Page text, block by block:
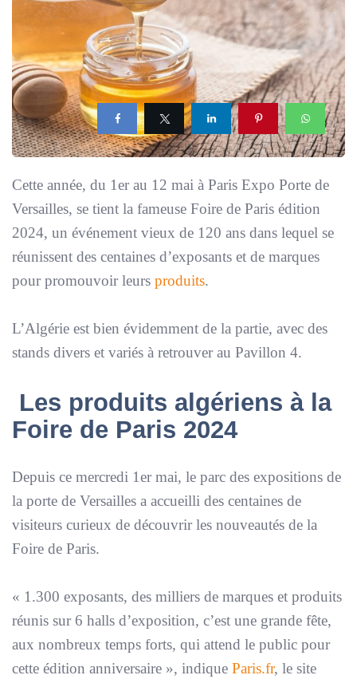
Cette année, du 1er au 12 mai à Paris Expo Porte de
Versailles, se tient la fameuse Foire de Paris édition
2024, un événement vieux de 120 ans dans lequel se
réunissent des centaines d’exposants et de marques
pour promouvoir leurs produits.
L’Algérie est bien évidemment de la partie, avec des
stands divers et variés à retrouver au Pavillon 4.
Les produits algériens à la
Foire de Paris 2024
Depuis ce mercredi 1er mai, le parc des expositions de
la porte de Versailles a accueilli des centaines de
visiteurs curieux de découvrir les nouveautés de la
Foire de Paris.
« 1.300 exposants, des milliers de marques et produits
réunis sur 6 halls d’exposition, c’est une grande fête,
aux nombreux temps forts, qui attend le public pour
cette édition anniversaire », indique Paris.fr, le site